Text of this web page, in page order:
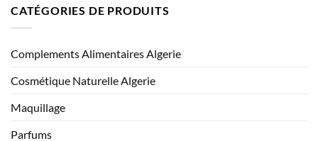
CATÉGORIES DE PRODUITS
Complements Alimentaires Algerie
Cosmétique Naturelle Algerie
Maquillage
Parfums